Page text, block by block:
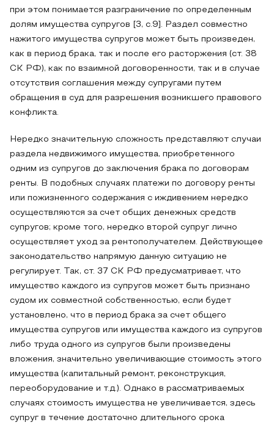
при этом понимается разграничение по определенным
долям имущества супругов [3, с.9]. Раздел совместно
нажитого имущества супругов может быть произведен,
как в период брака, так и после его расторжения (ст. 38
СК РФ), как по взаимной договоренности, так и в случае
отсутствия соглашения между супругами путем
обращения в суд для разрешения возникшего правового
конфликта.
Нередко значительную сложность представляют случаи
раздела недвижимого имущества, приобретенного
одним из супругов до заключения брака по договорам
ренты. В подобных случаях платежи по договору ренты
или пожизненного содержания с иждивением нередко
осуществляются за счет общих денежных средств
супругов; кроме того, нередко второй супруг лично
осуществляет уход за рентополучателем. Действующее
законодательство напрямую данную ситуацию не
регулирует. Так, ст. 37 СК РФ предусматривает, что
имущество каждого из супругов может быть признано
судом их совместной собственностью, если будет
установлено, что в период брака за счет общего
имущества супругов или имущества каждого из супругов
либо труда одного из супругов были произведены
вложения, значительно увеличивающие стоимость этого
имущества (капитальный ремонт, реконструкция,
переоборудование и т.д.). Однако в рассматриваемых
случаях стоимость имущества не увеличивается, здесь
супруг в течение достаточно длительного срока